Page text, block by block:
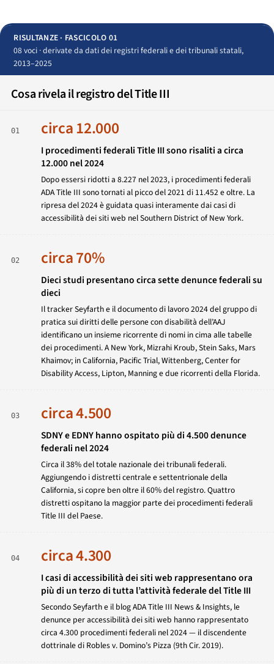
RISULTANZE · FASCICOLO 01
08 voci · derivate da dati dei registri federali e dei tribunali statali,
2013–2025
Cosa rivela il registro del Title III
01 circa 12.000
I procedimenti federali Title III sono risaliti a circa
12.000 nel 2024
Dopo essersi ridotti a 8.227 nel 2023, i procedimenti federali
ADA Title III sono tornati al picco del 2021 di 11.452 e oltre. La
ripresa del 2024 è guidata quasi interamente dai casi di
accessibilità dei siti web nel Southern District of New York.
02 circa 70%
Dieci studi presentano circa sette denunce federali su
dieci
Il tracker Seyfarth e il documento di lavoro 2024 del gruppo di
pratica sui diritti delle persone con disabilità dell’AAJ
identificano un insieme ricorrente di nomi in cima alle tabelle
dei procedimenti. A New York, Mizrahi Kroub, Stein Saks, Mars
Khaimov; in California, Pacific Trial, Wittenberg, Center for
Disability Access, Lipton, Manning e due ricorrenti della Florida.
03 circa 4.500
SDNY e EDNY hanno ospitato più di 4.500 denunce
federali nel 2024
Circa il 38% del totale nazionale dei tribunali federali.
Aggiungendo i distretti centrale e settentrionale della
California, si copre ben oltre il 60% del registro. Quattro
distretti ospitano la maggior parte dei procedimenti federali
Title III del Paese.
04 circa 4.300
I casi di accessibilità dei siti web rappresentano ora
più di un terzo di tutta l’attività federale del Title III
Secondo Seyfarth e il blogADA Title III News & Insights, le
denunce per accessibilità dei siti web hanno rappresentato
circa 4.300 procedimenti federali nel 2024 — il discendente
dottrinale di Robles v. Domino’s Pizza (9th Cir. 2019).